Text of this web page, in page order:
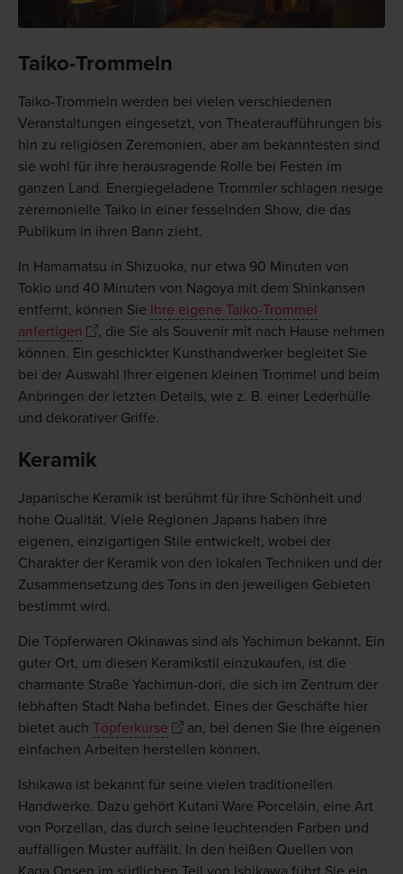
Taiko-Trommeln
Taiko-Trommeln werden bei vielen verschiedenen
Veranstaltungen eingesetzt, von Theateraufführungen bis
hin zu religiösen Zeremonien, aber am bekanntesten sind
sie wohl für ihre herausragende Rolle bei Festen im
ganzen Land. Energiegeladene Trommler schlagen riesige
zeremonielle Taiko in einer fesselnden Show, die das
Publikum in ihren Bann zieht.
In Hamamatsu in Shizuoka, nur etwa 90 Minuten von
Tokio und 40 Minuten von Nagoya mit dem Shinkansen
entfernt, können Sie Ihre eigene Taiko-Trommel
anfertigen
, die Sie als Souvenir mit nach Hause nehmen
können. Ein geschickter Kunsthandwerker begleitet Sie
bei der Auswahl Ihrer eigenen kleinen Trommel und beim
Anbringen der letzten Details, wie z. B. einer Lederhülle
und dekorativer Griffe.
Keramik
Japanische Keramik ist berühmt für ihre Schönheit und
hohe Qualität. Viele Regionen Japans haben ihre
eigenen, einzigartigen Stile entwickelt, wobei der
Charakter der Keramik von den lokalen Techniken und der
Zusammensetzung des Tons in den jeweiligen Gebieten
bestimmt wird.
Die Töpferwaren Okinawas sind als Yachimun bekannt. Ein
guter Ort, um diesen Keramikstil einzukaufen, ist die
charmante Straße Yachimun-dori, die sich im Zentrum der
lebhaften Stadt Naha befindet. Eines der Geschäfte hier
bietet auch Töpferkurse
an, bei denen Sie Ihre eigenen
einfachen Arbeiten herstellen können.
Ishikawa ist bekannt für seine vielen traditionellen
Handwerke. Dazu gehört Kutani Ware Porcelain, eine Art
von Porzellan, das durch seine leuchtenden Farben und
auffälligen Muster auffällt. In den heißen Quellen von